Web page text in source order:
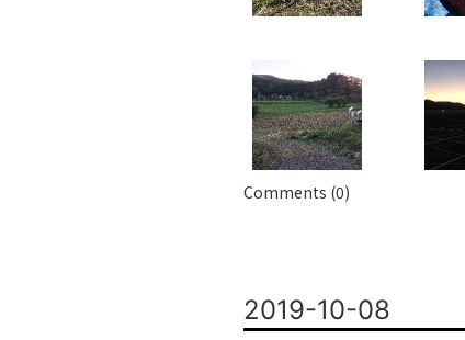
Comments (0)
2019-10-08